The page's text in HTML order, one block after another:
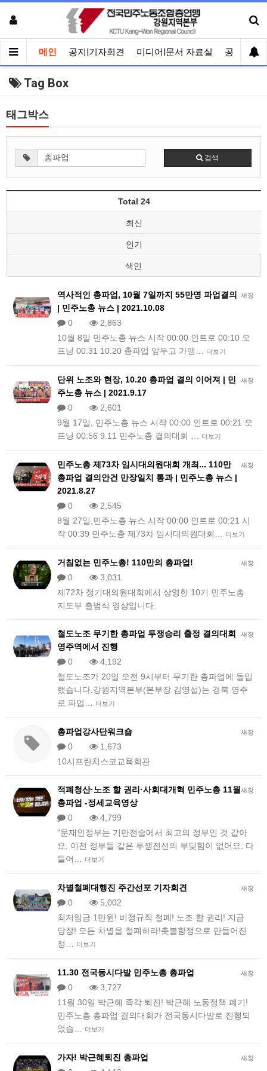
메인 공지|기자회견 미디어|문서 자료실 공유게시
Tag Box
태그박스
검색
Total 24
최신
인기
색인
새창
역사적인 총파업, 10월 7일까지 55만명 파업결의
| 민주노총 뉴스 | 2021.10.08
0
2,863
10월 8일 민주노총 뉴스 시작 00:00 인트로 00:10 오
프닝 00:31 10.20 총파업 앞두고 가맹…
더보기
새창
단위 노조와 현장, 10.20 총파업 결의 이어져 | 민
주노총 뉴스 | 2021.9.17
0
2,601
9월 17일, 민주노총 뉴스 시작 00:00 인트로 00:21 오
프닝 00:56 9.11 민주노총 결의대회 …
더보기
새창
민주노총 제73차 임시대의원대회 개최... 110만
총파업 결의안건 만장일치 통과 | 민주노총 뉴스 |
2021.8.27
0
2,545
8월 27일,민주노총 뉴스 시작 00:00 인트로 00:21 시
작 00:39 민주노총 제73차 임시대의원대회…
더보기
새창
거침없는 민주노총! 110만의 총파업!
0
3,031
제72차 정기대의원대회에서 상영한 10기 민주노총
지도부 출범식 영상입니다.
새창
철도노조 무기한 총파업 투쟁승리 출정 결의대회
영주역에서 진행
0
4,192
철도노조가 20일 오전 9시부터 무기한 총파업에 돌입
했습니다.강원지역본부(본부장 김영섭)는 경북 영주
로 파업…
더보기
새창
총파업강사단워크숍
0
1,673
10시프란치스코교육회관
새창
적폐청산·노조 할 권리·사회대개혁 민주노총 11월
총파업 -정세교육영상
0
4,799
"문재인정부는 기만전술에서 최고의 정부인 것 같아
요. 이전 정부들 같은 투쟁전선의 부딪힘이 없어요. 다
들어…
더보기
새창
차별철폐대행진 주간선포 기자회견
0
5,002
최저임금 1만원! 비정규직 철폐! 노조 할 권리! 지금
당장! 모든 차별을 철폐하라!촛불항쟁으로 만들어진
정…
더보기
새창
11.30 전국동시다발 민주노총 총파업
0
3,727
11월 30일 박근혜 즉각 퇴진! 박근혜 노동정책 폐기!
민주노총 총파업 결의대회가 전국동시다발로 진행되
었습…
더보기
새창
가자! 박근혜퇴진 총파업